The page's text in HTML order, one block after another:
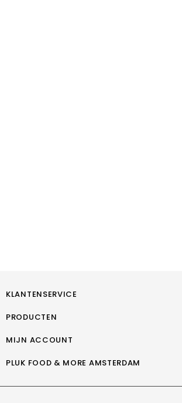
KLANTENSERVICE
PRODUCTEN
MIJN ACCOUNT
PLUK FOOD & MORE AMSTERDAM